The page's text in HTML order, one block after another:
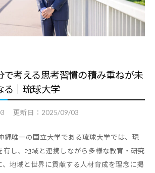
で考える思考習慣の積み重ねが未
る｜琉球大学
更新日： 2025/09/03
縄唯一の国立大学である琉球大学では、現
有し、地域と連携しながら多様な教育・研究
、地域と世界に貢献する人材育成を理念に掲